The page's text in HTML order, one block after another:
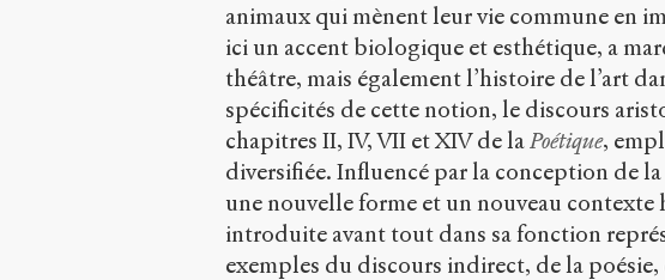
animaux qui mènent leur vie commune en
ici un accent biologique et esthétique, a
théâtre, mais également l’histoire de l’art
spécificités de cette notion, le discours
chapitres II, IV, VII et XIV de laPoétique,
diversifiée. Influencé par la conception de la
une nouvelle forme et un nouveau contexte
introduite avant tout dans sa fonction
exemples du discours indirect, de la